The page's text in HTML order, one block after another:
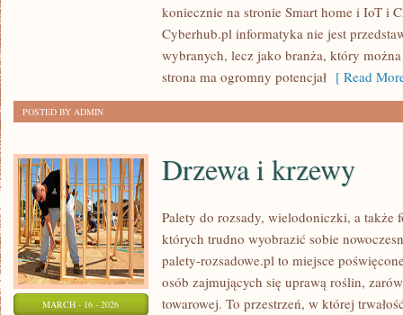
koniecznie na stronie Smart home i IoT i
Cyberhub.pl informatyka nie jest
wybranych, lecz jako branża, który
strona ma ogromny potencjał [ Read
POSTED BY ADMIN
MARCH - 16 - 2026
Drzewa i krzewy
Palety do rozsady, wielodoniczki, a także
których trudno wyobrazić sobie
palety-rozsadowe.pl to miejsce
osób zajmujących się uprawą roślin,
towarowej. To przestrzeń, w której